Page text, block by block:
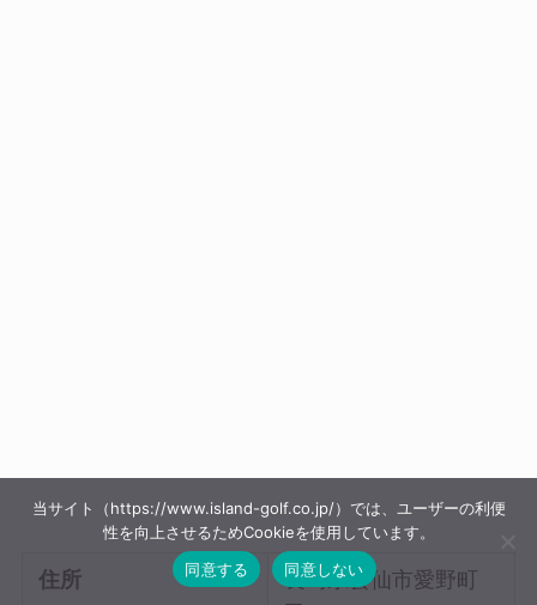
住所
長崎県雲仙市愛野町
当サイト（https://www.island-golf.co.jp/）では、ユーザーの利便
性を向上させるためCookieを使用しています。
同意する
同意しない